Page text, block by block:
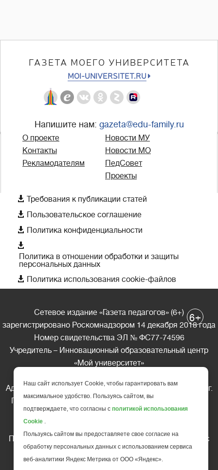
ГАЗЕТА МОЕГО УНИВЕРСИТЕТА
MOI-UNIVERSITET.RU
Напишите нам: gazeta@edu-family.ru
О проекте
Контакты
Рекламодателям
Новости МУ
Новости МО
ПедСовет
Проекты
 Требования к публикации статей
 Пользовательское соглашение
 Политика конфиденциальности

Политика в отношении обработки и защиты
персональных данных
 Политика использования cookie-файлов
Сетевое издание «Газета педагогов» (6+)
зарегистрировано Роскомнадзором 14 декабря 2018 года
Номер свидетельства ЭЛ № ФС77-74596
Учредитель – Инновационный образовательный центр
«Мой университет»
Адрес редакции: 185035 Россия, Республика Карелия, г.
Петрозаводск, ул. Фридриха Энгельса д.10, офис 211
Телефон редакции: +7 (499) 685-10-45
Перепечатка материалов газеты допускается только c
письменного разрешения редакции
Ссылка на «Газету педагогов» обязательна.
6+
Наш сайт использует Cookie, чтобы гарантировать вам
максимальное удобство. Пользуясь сайтом, вы
подтверждаете, что согласны с политикой использования
Cookie .
Пользуясь сайтом вы предоставляете свое согласие на
обработку персональных данных с использованием сервиса
веб-аналитики Яндекс Метрика от ООО «Яндекс».